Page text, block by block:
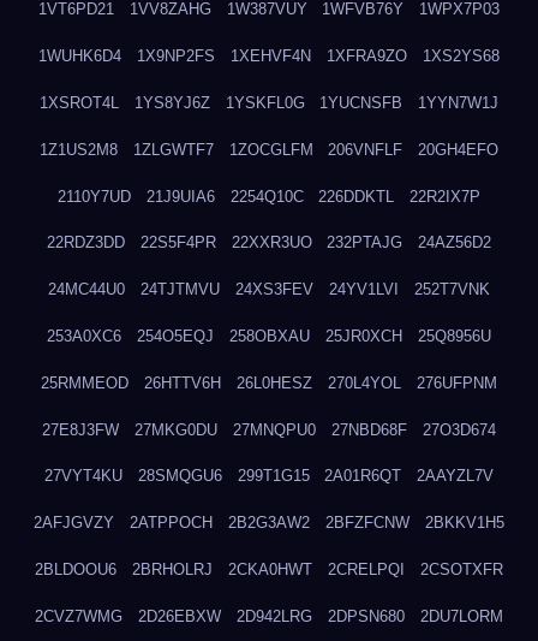
1VT6PD21 1VV8ZAHG 1W387VUY 1WFVB76Y 1WPX7P03
1WUHK6D4 1X9NP2FS 1XEHVF4N 1XFRA9ZO 1XS2YS68
1XSROT4L 1YS8YJ6Z 1YSKFL0G 1YUCNSFB 1YYN7W1J
1Z1US2M8 1ZLGWTF7 1ZOCGLFM 206VNFLF 20GH4EFO
2110Y7UD 21J9UIA6 2254Q10C 226DDKTL 22R2IX7P
22RDZ3DD 22S5F4PR 22XXR3UO 232PTAJG 24AZ56D2
24MC44U0 24TJTMVU 24XS3FEV 24YV1LVI 252T7VNK
253A0XC6 254O5EQJ 258OBXAU 25JR0XCH 25Q8956U
25RMMEOD 26HTTV6H 26L0HESZ 270L4YOL 276UFPNM
27E8J3FW 27MKG0DU 27MNQPU0 27NBD68F 27O3D674
27VYT4KU 28SMQGU6 299T1G15 2A01R6QT 2AAYZL7V
2AFJGVZY 2ATPPOCH 2B2G3AW2 2BFZFCNW 2BKKV1H5
2BLDOOU6 2BRHOLRJ 2CKA0HWT 2CRELPQI 2CSOTXFR
2CVZ7WMG 2D26EBXW 2D942LRG 2DPSN680 2DU7LORM